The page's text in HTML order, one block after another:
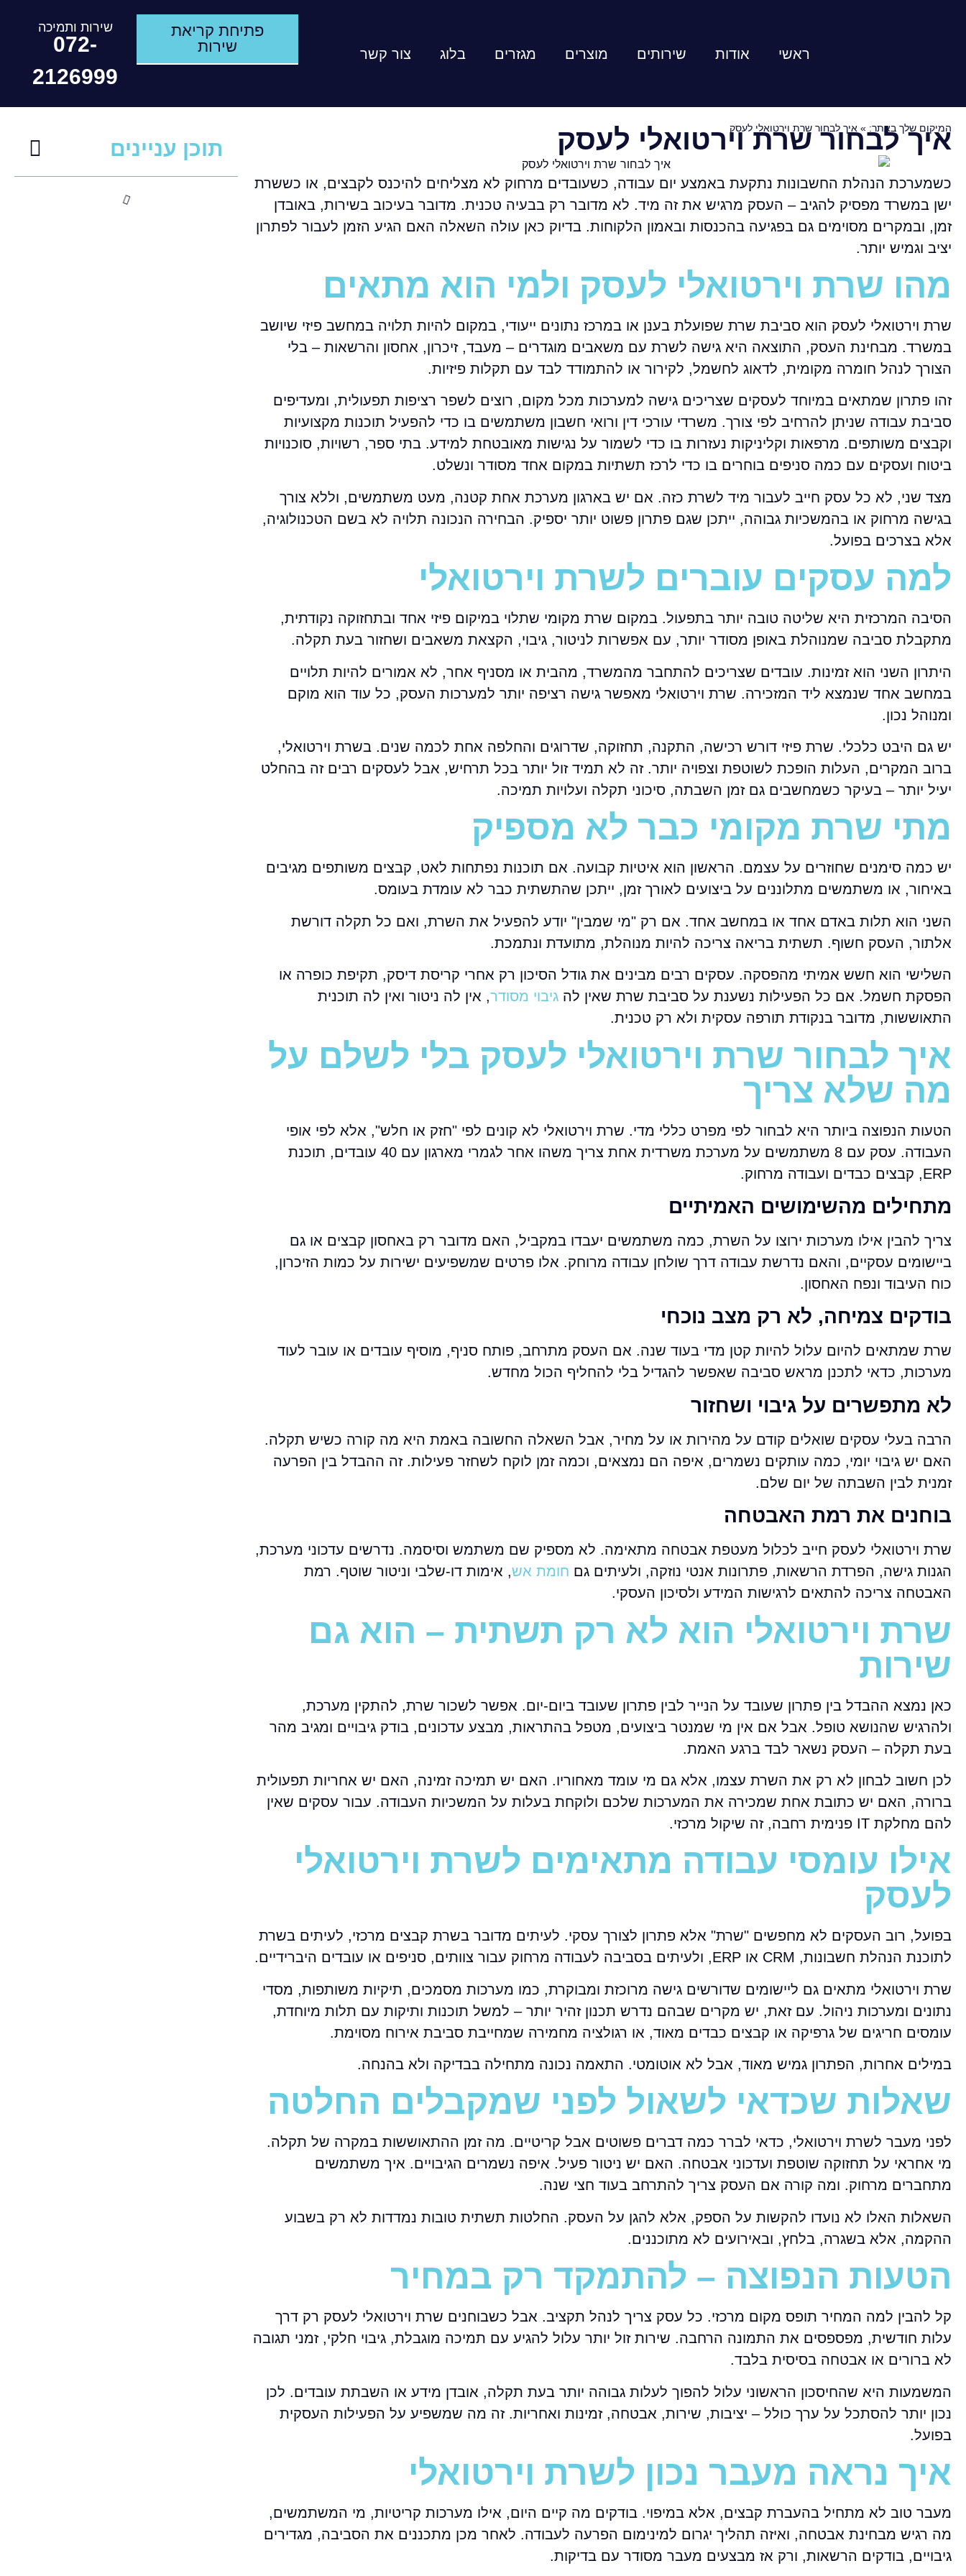
ראשי אודות שירותים מוצרים מגזרים בלוג צור קשר
פתיחת קריאת
שירות
שירות ותמיכה
072-
2126999
המיקום שלך באתר: » איך לבחור שרת וירטואלי לעסק
איך לבחור שרת וירטואלי לעסק
כשמערכת הנהלת החשבונות נתקעת באמצע יום עבודה, כשעובדים מרחוק לא מצליחים להיכנס לקבצים, או כששרת
ישן במשרד מפסיק להגיב – העסק מרגיש את זה מיד. לא מדובר רק בבעיה טכנית. מדובר בעיכוב בשירות, באובדן
זמן, ובמקרים מסוימים גם בפגיעה בהכנסות ובאמון הלקוחות. בדיוק כאן עולה השאלה האם הגיע הזמן לעבור לפתרון
יציב וגמיש יותר.
מהו שרת וירטואלי לעסק ולמי הוא מתאים
שרת וירטואלי לעסק הוא סביבת שרת שפועלת בענן או במרכז נתונים ייעודי, במקום להיות תלויה במחשב פיזי שיושב
במשרד. מבחינת העסק, התוצאה היא גישה לשרת עם משאבים מוגדרים – מעבד, זיכרון, אחסון והרשאות – בלי
הצורך לנהל חומרה מקומית, לדאוג לחשמל, לקירור או להתמודד לבד עם תקלות פיזיות.
זהו פתרון שמתאים במיוחד לעסקים שצריכים גישה למערכות מכל מקום, רוצים לשפר רציפות תפעולית, ומעדיפים
סביבת עבודה שניתן להרחיב לפי צורך. משרדי עורכי דין ורואי חשבון משתמשים בו כדי להפעיל תוכנות מקצועיות
וקבצים משותפים. מרפאות וקליניקות נעזרות בו כדי לשמור על נגישות מאובטחת למידע. בתי ספר, רשויות, סוכנויות
ביטוח ועסקים עם כמה סניפים בוחרים בו כדי לרכז תשתיות במקום אחד מסודר ונשלט.
מצד שני, לא כל עסק חייב לעבור מיד לשרת כזה. אם יש בארגון מערכת אחת קטנה, מעט משתמשים, וללא צורך
בגישה מרחוק או בהמשכיות גבוהה, ייתכן שגם פתרון פשוט יותר יספיק. הבחירה הנכונה תלויה לא בשם הטכנולוגיה,
אלא בצרכים בפועל.
למה עסקים עוברים לשרת וירטואלי
הסיבה המרכזית היא שליטה טובה יותר בתפעול. במקום שרת מקומי שתלוי במיקום פיזי אחד ובתחזוקה נקודתית,
מתקבלת סביבה שמנוהלת באופן מסודר יותר, עם אפשרות לניטור, גיבוי, הקצאת משאבים ושחזור בעת תקלה.
היתרון השני הוא זמינות. עובדים שצריכים להתחבר מהמשרד, מהבית או מסניף אחר, לא אמורים להיות תלויים
במחשב אחד שנמצא ליד המזכירה. שרת וירטואלי מאפשר גישה רציפה יותר למערכות העסק, כל עוד הוא מוקם
ומנוהל נכון.
יש גם היבט כלכלי. שרת פיזי דורש רכישה, התקנה, תחזוקה, שדרוגים והחלפה אחת לכמה שנים. בשרת וירטואלי,
ברוב המקרים, העלות הופכת לשוטפת וצפויה יותר. זה לא תמיד זול יותר בכל תרחיש, אבל לעסקים רבים זה בהחלט
יעיל יותר – בעיקר כשמחשבים גם זמן השבתה, סיכוני תקלה ועלויות תמיכה.
מתי שרת מקומי כבר לא מספיק
יש כמה סימנים שחוזרים על עצמם. הראשון הוא איטיות קבועה. אם תוכנות נפתחות לאט, קבצים משותפים מגיבים
באיחור, או משתמשים מתלוננים על ביצועים לאורך זמן, ייתכן שהתשתית כבר לא עומדת בעומס.
השני הוא תלות באדם אחד או במחשב אחד. אם רק "מי שמבין" יודע להפעיל את השרת, ואם כל תקלה דורשת
אלתור, העסק חשוף. תשתית בריאה צריכה להיות מנוהלת, מתועדת ונתמכת.
השלישי הוא חשש אמיתי מהפסקה. עסקים רבים מבינים את גודל הסיכון רק אחרי קריסת דיסק, תקיפת כופרה או
הפסקת חשמל. אם כל הפעילות נשענת על סביבת שרת שאין לה גיבוי מסודר, אין לה ניטור ואין לה תוכנית
התאוששות, מדובר בנקודת תורפה עסקית ולא רק טכנית.
איך לבחור שרת וירטואלי לעסק בלי לשלם על
מה שלא צריך
הטעות הנפוצה ביותר היא לבחור לפי מפרט כללי מדי. שרת וירטואלי לא קונים לפי "חזק או חלש", אלא לפי אופי
העבודה. עסק עם 8 משתמשים על מערכת משרדית אחת צריך משהו אחר לגמרי מארגון עם 40 עובדים, תוכנת
ERP, קבצים כבדים ועבודה מרחוק.
מתחילים מהשימושים האמיתיים
צריך להבין אילו מערכות ירוצו על השרת, כמה משתמשים יעבדו במקביל, האם מדובר רק באחסון קבצים או גם
ביישומים עסקיים, והאם נדרשת עבודה דרך שולחן עבודה מרוחק. אלו פרטים שמשפיעים ישירות על כמות הזיכרון,
כוח העיבוד ונפח האחסון.
בודקים צמיחה, לא רק מצב נוכחי
שרת שמתאים להיום עלול להיות קטן מדי בעוד שנה. אם העסק מתרחב, פותח סניף, מוסיף עובדים או עובר לעוד
מערכות, כדאי לתכנן מראש סביבה שאפשר להגדיל בלי להחליף הכול מחדש.
לא מתפשרים על גיבוי ושחזור
הרבה בעלי עסקים שואלים קודם על מהירות או על מחיר, אבל השאלה החשובה באמת היא מה קורה כשיש תקלה.
האם יש גיבוי יומי, כמה עותקים נשמרים, איפה הם נמצאים, וכמה זמן לוקח לשחזר פעילות. זה ההבדל בין הפרעה
זמנית לבין השבתה של יום שלם.
בוחנים את רמת האבטחה
שרת וירטואלי לעסק חייב לכלול מעטפת אבטחה מתאימה. לא מספיק שם משתמש וסיסמה. נדרשים עדכוני מערכת,
הגנות גישה, הפרדת הרשאות, פתרונות אנטי נוזקה, ולעיתים גם חומת אש, אימות דו-שלבי וניטור שוטף. רמת
האבטחה צריכה להתאים לרגישות המידע ולסיכון העסקי.
שרת וירטואלי הוא לא רק תשתית – הוא גם
שירות
כאן נמצא ההבדל בין פתרון שעובד על הנייר לבין פתרון שעובד ביום-יום. אפשר לשכור שרת, להתקין מערכת,
ולהרגיש שהנושא טופל. אבל אם אין מי שמנטר ביצועים, מטפל בהתראות, מבצע עדכונים, בודק גיבויים ומגיב מהר
בעת תקלה – העסק נשאר לבד ברגע האמת.
לכן חשוב לבחון לא רק את השרת עצמו, אלא גם מי עומד מאחוריו. האם יש תמיכה זמינה, האם יש אחריות תפעולית
ברורה, האם יש כתובת אחת שמכירה את המערכות שלכם ולוקחת בעלות על המשכיות העבודה. עבור עסקים שאין
להם מחלקת IT פנימית רחבה, זה שיקול מרכזי.
אילו עומסי עבודה מתאימים לשרת וירטואלי
לעסק
בפועל, רוב העסקים לא מחפשים "שרת" אלא פתרון לצורך עסקי. לעיתים מדובר בשרת קבצים מרכזי, לעיתים בשרת
לתוכנת הנהלת חשבונות, CRM או ERP, ולעיתים בסביבה לעבודה מרחוק עבור צוותים, סניפים או עובדים היברידיים.
שרת וירטואלי מתאים גם ליישומים שדורשים גישה מרוכזת ומבוקרת, כמו מערכות מסמכים, תיקיות משותפות, מסדי
נתונים ומערכות ניהול. עם זאת, יש מקרים שבהם נדרש תכנון זהיר יותר – למשל תוכנות ותיקות עם תלות מיוחדת,
עומסים חריגים של גרפיקה או קבצים כבדים מאוד, או רגולציה מחמירה שמחייבת סביבת אירוח מסוימת.
במילים אחרות, הפתרון גמיש מאוד, אבל לא אוטומטי. התאמה נכונה מתחילה בבדיקה ולא בהנחה.
שאלות שכדאי לשאול לפני שמקבלים החלטה
לפני מעבר לשרת וירטואלי, כדאי לברר כמה דברים פשוטים אבל קריטיים. מה זמן ההתאוששות במקרה של תקלה.
מי אחראי על תחזוקה שוטפת ועדכוני אבטחה. האם יש ניטור פעיל. איפה נשמרים הגיבויים. איך משתמשים
מתחברים מרחוק. ומה קורה אם העסק צריך להתרחב בעוד חצי שנה.
השאלות האלו לא נועדו להקשות על הספק, אלא להגן על העסק. החלטות תשתית טובות נמדדות לא רק בשבוע
ההקמה, אלא בשגרה, בלחץ, ובאירועים לא מתוכננים.
הטעות הנפוצה – להתמקד רק במחיר
קל להבין למה המחיר תופס מקום מרכזי. כל עסק צריך לנהל תקציב. אבל כשבוחנים שרת וירטואלי לעסק רק דרך
עלות חודשית, מפספסים את התמונה הרחבה. שירות זול יותר עלול להגיע עם תמיכה מוגבלת, גיבוי חלקי, זמני תגובה
לא ברורים או אבטחה בסיסית בלבד.
המשמעות היא שהחיסכון הראשוני עלול להפוך לעלות גבוהה יותר בעת תקלה, אובדן מידע או השבתת עובדים. לכן
נכון יותר להסתכל על ערך כולל – יציבות, שירות, אבטחה, זמינות ואחריות. זה מה שמשפיע על הפעילות העסקית
בפועל.
איך נראה מעבר נכון לשרת וירטואלי
מעבר טוב לא מתחיל בהעברת קבצים, אלא במיפוי. בודקים מה קיים היום, אילו מערכות קריטיות, מי המשתמשים,
מה רגיש מבחינת אבטחה, ואיזה תהליך יגרום למינימום הפרעה לעבודה. לאחר מכן מתכננים את הסביבה, מגדירים
גיבויים, בודקים הרשאות, ורק אז מבצעים מעבר מסודר עם בדיקות.
תוכן עניינים